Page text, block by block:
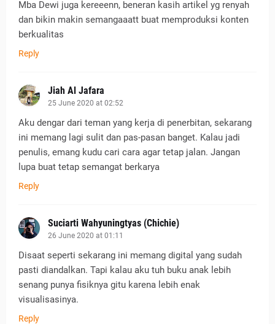
Mba Dewi juga kereeenn, beneran kasih artikel yg renyah
dan bikin makin semangaaatt buat memproduksi konten
berkualitas
Reply
Jiah Al Jafara
25 June 2020 at 02:52
Aku dengar dari teman yang kerja di penerbitan, sekarang
ini memang lagi sulit dan pas-pasan banget. Kalau jadi
penulis, emang kudu cari cara agar tetap jalan. Jangan
lupa buat tetap semangat berkarya
Reply
Suciarti Wahyuningtyas (Chichie)
26 June 2020 at 01:11
Disaat seperti sekarang ini memang digital yang sudah
pasti diandalkan. Tapi kalau aku tuh buku anak lebih
senang punya fisiknya gitu karena lebih enak
visualisasinya.
Reply